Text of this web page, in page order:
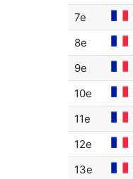
7e
8e
9e
10e
11e
12e
13e